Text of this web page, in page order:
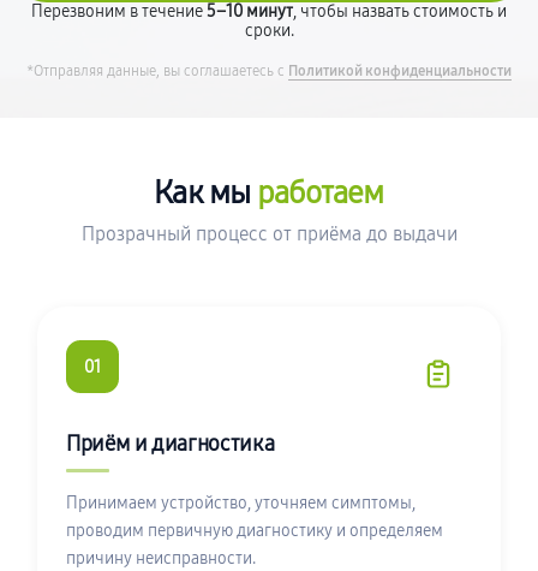
Перезвоним в течение5–10 минут, чтобы назвать стоимость и
сроки.
*Отправляя данные, вы соглашаетесь с Политикой конфиденциальности
Как мы работаем
Прозрачный процесс от приёма до выдачи
01
Приём и диагностика
Принимаем устройство, уточняем симптомы,
проводим первичную диагностику и определяем
причину неисправности.